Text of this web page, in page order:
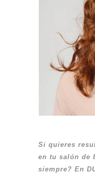
Si quieres
en tu salón de
siempre? En